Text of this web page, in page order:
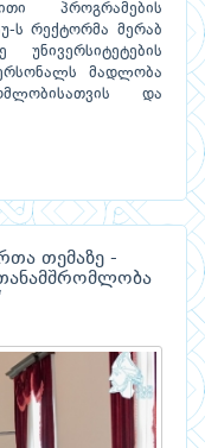
პროგრამების
ს რექტორმა მერაბ
მადლობა
და
თემაზე -